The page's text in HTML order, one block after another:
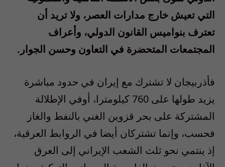
التي تعيش خارج مدارات العصر، ولا تريد أن
تعترف بنواميس القانون الدولي، وأعراف
المجتمعات المتحضرة في التعاون وحسن الجوار.
فأذربيجان لا تشترك مع إيران في حدود مباشرة
يزيد طولها على 760 كيلومترا، أوفي الإطلالة
المشتركة على بحر قزوين الغني بالنفط والغاز
فحسب، وإنما تشتركان أيضا في الروابط العرقية،
إذ ينتمي نحو ثلث الشعب الإيراني إلى العرق